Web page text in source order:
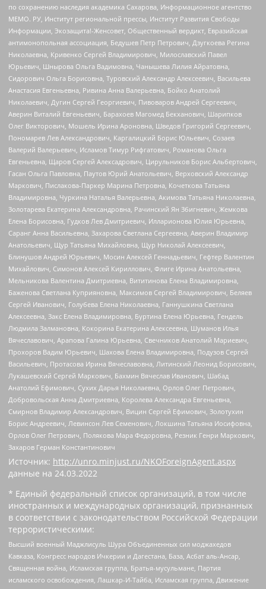
по сохранению наследия академика Сахарова, Информационное агентство
МЕМО. РУ, Институт региональной прессы, Институт Развития Свободы
Информации, Экозащита!-Женсовет, Общественный вердикт, Евразийская
антимонопольная ассоциация, Бедушев Петр Петрович, Дзугкоева Регина
Николаевна, Кривенко Сергей Владимирович, Милославский Павел
Юрьевич, Шнырова Ольга Вадимовна, Чанышева Лилия Айратовна,
Сидорович Ольга Борисовна, Туровский Александр Алексеевич, Васильева
Анастасия Евгеньевна, Ривина Анна Валерьевна, Бойко Анатолий
Николаевич, Дугин Сергей Георгиевич, Пивоваров Андрей Сергеевич,
Аверин Виталий Евгеньевич, Барахоев Магомед Бекханович, Шарипков
Олег Викторович, Мошель Ирина Ароновна, Шведов Григорий Сергеевич,
Пономарев Лев Александрович, Каргалицкий Борис Юльевич, Созаев
Валерий Валерьевич, Исламов Тимур Рифгатович, Романова Ольга
Евгеньевна, Щаров Сергей Алексадрович, Цирульников Борис Альбертович,
Гасан Ольга Павловна, Паутов Юрий Анатольевич, Верховский Александр
Маркович, Пислакова-Паркер Марина Петровна, Кочеткова Татьяна
Владимировна, Чуркина Наталья Валерьевна, Акимова Татьяна Николаевна,
Золотарева Екатерина Александровна, Рачинский Ян Збигневич, Жемкова
Елена Борисовна, Гудков Лев Дмитриевич, Илларионова Юлия Юрьевна,
Саранг Анна Васильевна, Захарова Светлана Сергеевна, Аверин Владимир
Анатольевич, Щур Татьяна Михайловна, Щур Николай Алексеевич,
Блинушов Андрей Юрьевич, Мосин Алексей Геннадьевич, Гефтер Валентин
Михайлович, Симонов Алексей Кириллович, Флиге Ирина Анатольевна,
Мельникова Валентина Дмитриевна, Вититинова Елена Владимировна,
Баженова Светлана Куприяновна, Максимов Сергей Владимирович, Беляев
Сергей Иванович, Голубева Елена Николаевна, Ганнушкина Светлана
Алексеевна, Закс Елена Владимировна, Буртина Елена Юрьевна, Гендель
Людмила Залмановна, Кокорина Екатерина Алексеевна, Шуманов Илья
Вячеславович, Арапова Галина Юрьевна, Свечников Анатолий Мариевич,
Прохоров Вадим Юрьевич, Шахова Елена Владимировна, Подузов Сергей
Васильевич, Протасова Ирина Вячеславовна, Литинский Леонид Борисович,
Лукашевский Сергей Маркович, Бахмин Вячеслав Иванович, Шабад
Анатолий Ефимович, Сухих Дарья Николаевна, Орлов Олег Петрович,
Добровольская Анна Дмитриевна, Королева Александра Евгеньевна,
Смирнов Владимир Александрович, Вицин Сергей Ефимович, Золотухин
Борис Андреевич, Левинсон Лев Семенович, Локшина Татьяна Иосифовна,
Орлов Олег Петрович, Полякова Мара Федоровна, Резник Генри Маркович,
Захаров Герман Константинович
Источник: http://unro.minjust.ru/NKOForeignAgent.aspx
данные на 24.03.2022
* Единый федеральный список организаций, в том числе
иностранных и международных организаций, признанных
в соответствии с законодательством Российской Федерации
террористическими:
Высший военный Маджлисуль Шура Объединенных сил моджахедов
Кавказа, Конгресс народов Ичкерии и Дагестана, База, Асбат аль-Ансар,
Священная война, Исламская группа, Братья-мусульмане, Партия
исламского освобождения, Лашкар-И-Тайба, Исламская группа, Движение